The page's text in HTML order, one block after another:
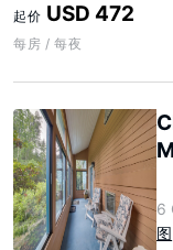
起价 USD 472
每房 / 每夜
6
图